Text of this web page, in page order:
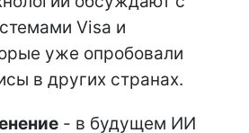
Visa и
уже опробовали
в других странах.
- в будущем ИИ